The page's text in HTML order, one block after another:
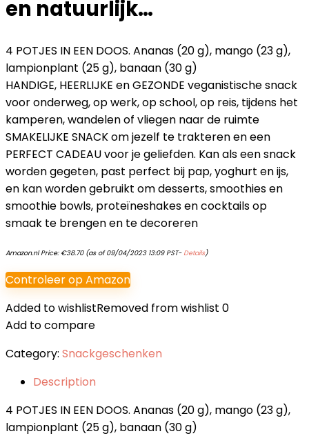
en natuurlijk…
4 POTJES IN EEN DOOS. Ananas (20 g), mango (23 g),
lampionplant (25 g), banaan (30 g)
HANDIGE, HEERLIJKE en GEZONDE veganistische snack
voor onderweg, op werk, op school, op reis, tijdens het
kamperen, wandelen of vliegen naar de ruimte
SMAKELIJKE SNACK om jezelf te trakteren en een
PERFECT CADEAU voor je geliefden. Kan als een snack
worden gegeten, past perfect bij pap, yoghurt en ijs,
en kan worden gebruikt om desserts, smoothies en
smoothie bowls, proteïneshakes en cocktails op
smaak te brengen en te decoreren
Amazon.nl Price: €38.70(as of 09/04/2023 13:09 PST- Details)
Controleer op Amazon
Added to wishlistRemoved from wishlist 0
Add to compare
Category: Snackgeschenken
Description
4 POTJES IN EEN DOOS. Ananas (20 g), mango (23 g),
lampionplant (25 g), banaan (30 g)